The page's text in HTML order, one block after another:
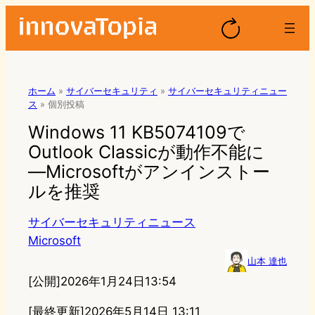
ホーム » サイバーセキュリティ » サイバーセキュリティニュー
ス » 個別投稿
Windows 11 KB5074109で
Outlook Classicが動作不能に
―Microsoftがアンインストー
ルを推奨
サイバーセキュリティニュース
Microsoft
山本 達也
[公開]2026年1月24日13:54
[最終更新]2026年5月14日 13:11